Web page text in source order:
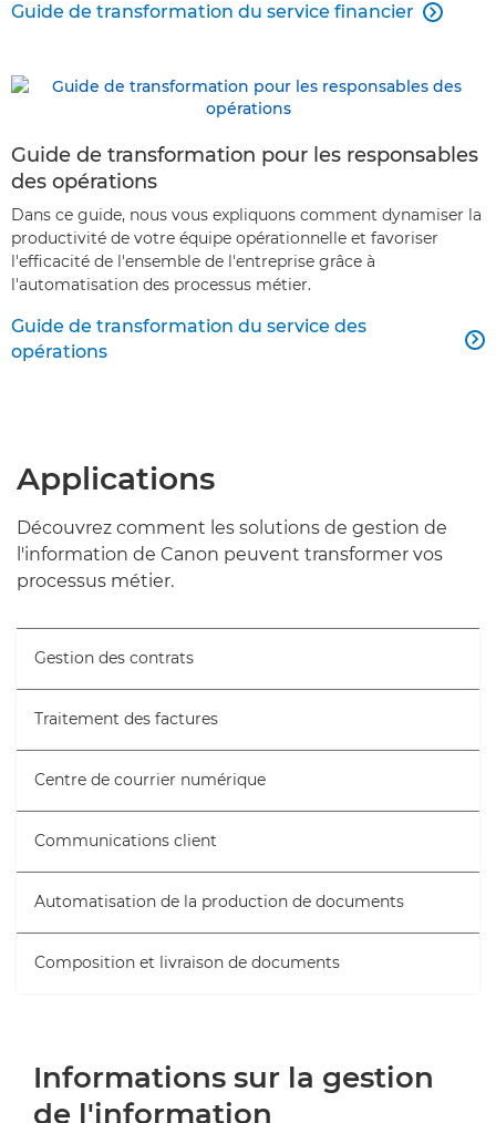
Guide de transformation du service financier 
Guide de transformation pour les responsables
des opérations
Dans ce guide, nous vous expliquons comment dynamiser la
productivité de votre équipe opérationnelle et favoriser
l'efficacité de l'ensemble de l'entreprise grâce à
l'automatisation des processus métier.
Guide de transformation du service des
opérations

Applications
Découvrez comment les solutions de gestion de
l'information de Canon peuvent transformer vos
processus métier.
Gestion des contrats
Traitement des factures
Centre de courrier numérique
Communications client
Automatisation de la production de documents
Composition et livraison de documents
Informations sur la gestion
de l'information